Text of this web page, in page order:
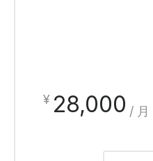
¥ 28,000 / 月